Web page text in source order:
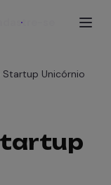
se
Unicórnio